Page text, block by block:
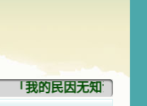
「我的民因无知识而灭